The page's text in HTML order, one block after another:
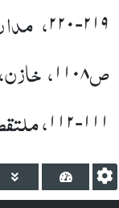
۲۱۹-۲۲۰
،
ص۱۱۰۸،
۱۱۱-۱۱۲
،